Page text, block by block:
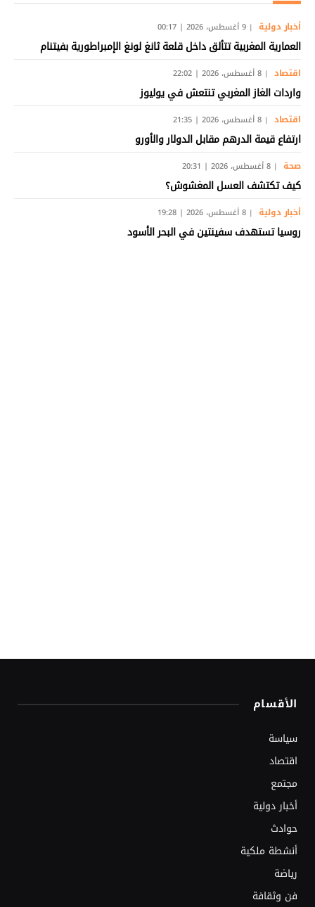
أخبار دولية 9 أغسطس، 2026 | 00:17
العمارية المغربية تتألق داخل قلعة ثانغ لونغ الإمبراطورية بفيتنام
اقتصاد 8 أغسطس، 2026 | 22:02
واردات الغاز المغربي تنتعش في يوليوز
اقتصاد 8 أغسطس، 2026 | 21:35
ارتفاع قيمة الدرهم مقابل الدولار والأورو
صحة 8 أغسطس، 2026 | 20:31
كيف تكتشف العسل المغشوش؟
أخبار دولية 8 أغسطس، 2026 | 19:28
روسيا تستهدف سفينتين في البحر الأسود
الأقسام
سياسة
اقتصاد
مجتمع
أخبار دولية
حوادث
أنشطة ملكية
رياضة
فن وثقافة